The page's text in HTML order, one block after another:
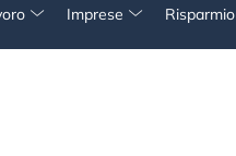
Imprese Risparmio